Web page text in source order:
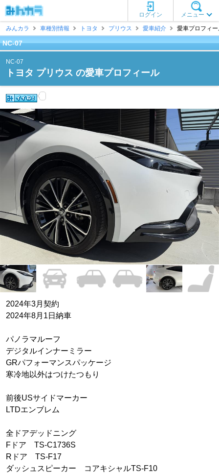
メニュー
ログイン
みんカラ
車種別情報 トヨタ プリウス 愛車紹介 愛車プロフィ
NC-07
NC-07
トヨタ プリウス の愛車プロフィール
2024年3月契約
2024年8月1日納車
パノラマルーフ
デジタルインナーミラー
GRパフォーマンスパッケージ
寒冷地以外はつけたつもり
前後USサイドマーカー
LTDエンブレム
全ドアデッドニング
Fドア TS-C1736S
Rドア TS-F17
ダッシュスピーカー コアキシャルTS-F10